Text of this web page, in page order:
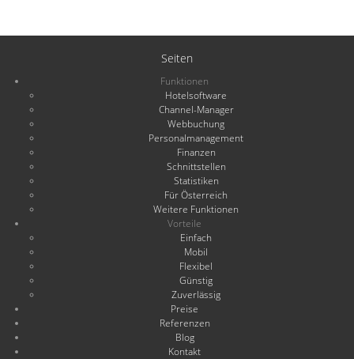
Seiten
Funktionen
Hotelsoftware
Channel-Manager
Webbuchung
Personalmanagement
Finanzen
Schnittstellen
Statistiken
Für Österreich
Weitere Funktionen
Vorteile
Einfach
Mobil
Flexibel
Günstig
Zuverlässig
Preise
Referenzen
Blog
Kontakt